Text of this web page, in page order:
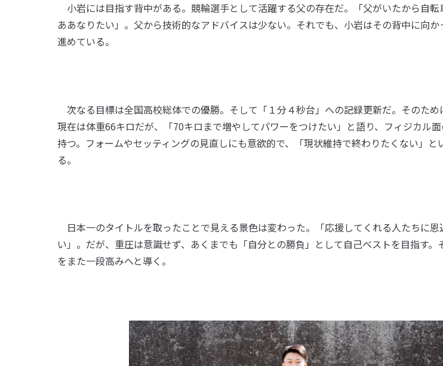
小岩には目指す背中がある。競輪選手として活躍する父の存在だ。「父がいたから自転
ああなりたい」。父から技術的なアドバイスは少ない。それでも、小岩はその背中に向
進めている。
次なる目標は全国高校総体での優勝。そして「１分４秒台」への記録更新だ。そのため
現在は体重66キロだが、「70キロまで増やしてパワーをつけたい」と語り、フィジカル
持つ。フォームやセッティングの見直しにも意欲的で、「現状維持で終わりたくない」
る。
日本一のタイトルを取ったことで見える景色は変わった。「応援してくれる人たちに
い」。だが、重圧は意識せず、あくまでも「自分との勝負」として自己ベストを目指す
をまた一段高みへと導く。